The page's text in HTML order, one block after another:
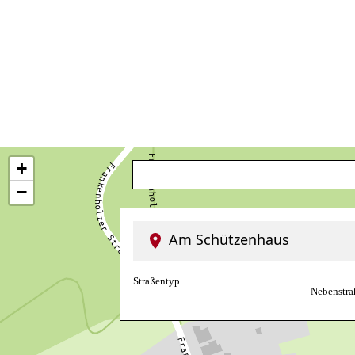
Am Schützenhaus
Straßentyp
+
−